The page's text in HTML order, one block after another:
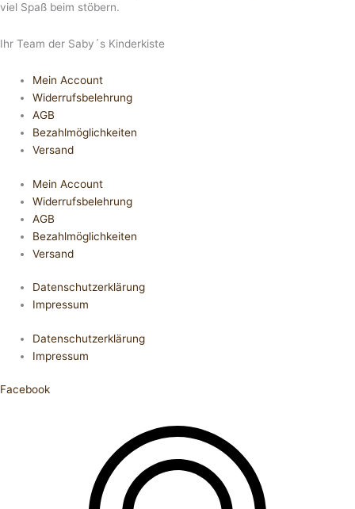
viel Spaß beim stöbern.
Ihr Team der Saby´s Kinderkiste
Mein Account
Widerrufsbelehrung
AGB
Bezahlmöglichkeiten
Versand
Mein Account
Widerrufsbelehrung
AGB
Bezahlmöglichkeiten
Versand
Datenschutzerklärung
Impressum
Datenschutzerklärung
Impressum
Facebook